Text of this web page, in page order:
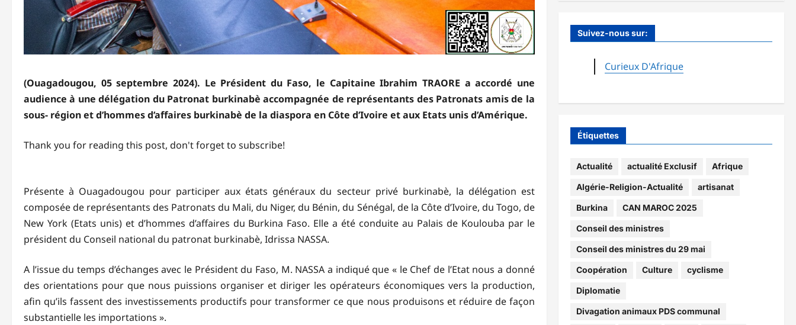
(Ouagadougou, 05 septembre 2024). Le Président du Faso, le Capitaine Ibrahim TRAORE a accordé une
audience à une délégation du Patronat burkinabè accompagnée de représentants des Patronats amis de la
sous- région et d’hommes d’affaires burkinabè de la diaspora en Côte d’Ivoire et aux Etats unis d’Amérique.
Thank you for reading this post, don't forget to subscribe!
Présente à Ouagadougou pour participer aux états généraux du secteur privé burkinabè, la délégation est
composée de représentants des Patronats du Mali, du Niger, du Bénin, du Sénégal, de la Côte d’Ivoire, du Togo, de
New York (Etats unis) et d’hommes d’affaires du Burkina Faso. Elle a été conduite au Palais de Koulouba par le
président du Conseil national du patronat burkinabè, Idrissa NASSA.
A l’issue du temps d’échanges avec le Président du Faso, M. NASSA a indiqué que « le Chef de l’Etat nous a donné
des orientations pour que nous puissions organiser et diriger les opérateurs économiques vers la production,
afin qu’ils fassent des investissements productifs pour transformer ce que nous produisons et réduire de façon
substantielle les importations ».
Suivez-nous sur:
Curieux D'Afrique
Étiquettes
Actualité actualité Exclusif Afrique
Algérie-Religion-Actualité artisanat
Burkina CAN MAROC 2025
Conseil des ministres
Conseil des ministres du 29 mai
Coopération Culture cyclisme
Diplomatie
Divagation animaux PDS communal